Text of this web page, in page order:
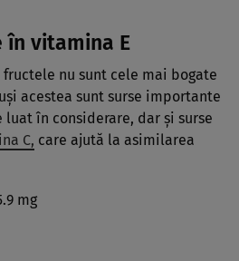
în vitamina E
nu sunt cele mai bogate
acestea sunt surse importante
în considerare, dar și surse
C, care ajută la asimilarea
mg